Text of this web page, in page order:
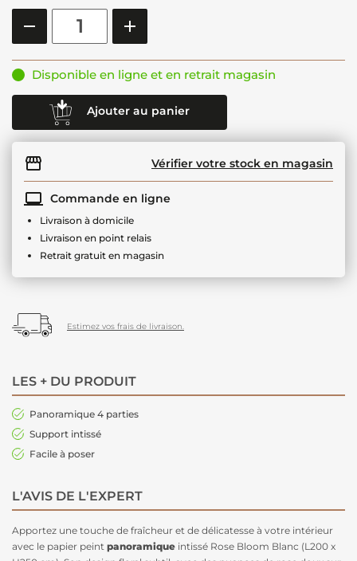
Disponible en ligne et en retrait magasin
Ajouter au panier
Vérifier votre stock en magasin
Commande en ligne
Livraison à domicile
Livraison en point relais
Retrait gratuit en magasin
Estimez vos frais de livraison.
LES + DU PRODUIT
Panoramique 4 parties
Support intissé
Facile à poser
L'AVIS DE L'EXPERT
Apportez une touche de fraîcheur et de délicatesse à votre intérieur
avec le papier peint panoramique intissé Rose Bloom Blanc (L200 x